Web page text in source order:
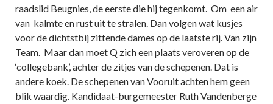
raadslid Beugnies, de eerste die hij tegenkomt. Om een air
van kalmte en rust uit te stralen. Dan volgen wat kusjes
voor de dichtstbij zittende dames op de laatste rij. Van zijn
Team. Maar dan moet Q zich een plaats veroveren op de
‘collegebank’, achter de zitjes van de schepenen. Dat is
andere koek. De schepenen van Vooruit achten hem geen
blik waardig. Kandidaat-burgemeester Ruth Vandenberge